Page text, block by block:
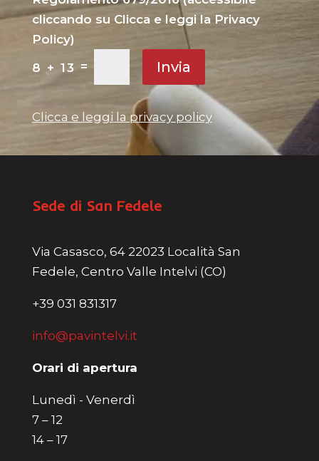
cliccando su Clicca e leggi la Privacy
Policy)
8 + 13 = Invia
Clicca e leggi la privacy policy
Sede di San Fedele
Via Casasco, 64 22023 Località San
Fedele, Centro Valle Intelvi (CO)
+39 031 831317
info@pavintelvi.it
Orari di apertura
Lunedì - Venerdì
7 – 12
14 – 17